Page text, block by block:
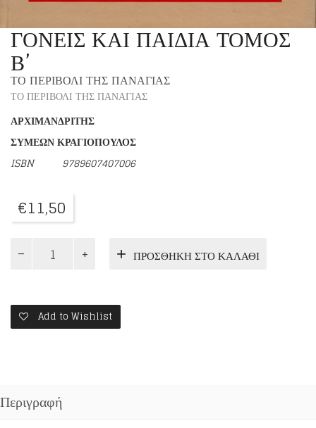
ΓΟΝΕΙΣ ΚΑΙ ΠΑΙΔΙΑ ΤΟΜΟΣ
Β’
ΤΟ ΠΕΡΙΒΟΛΙ ΤΗΣ ΠΑΝΑΓΙΑΣ
ΤΟ ΠΕΡΙΒΟΛΙ ΤΗΣ ΠΑΝΑΓΙΑΣ
ΑΡΧΙΜΑΝΔΡΙΤΗΣ
ΣΥΜΕΩΝ ΚΡΑΓΙΟΠΟΥΛΟΣ
ISBN9789607407006
€11,50
ΚΑΙ
Β'
ποσότητα
ΠΡΟΣΘΉΚΗ ΣΤΟ ΚΑΛΆΘΙ
Add to Wishlist
Περιγραφή